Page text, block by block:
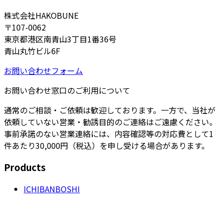
株式会社HAKOBUNE
〒107-0062
東京都港区南青山3丁目1番36号
青山丸竹ビル6F
お問い合わせフォーム
お問い合わせ窓口のご利用について
通常のご相談・ご依頼は歓迎しております。一方で、当社が
依頼していない営業・勧誘目的のご連絡はご遠慮ください。
事前承諾のない営業連絡には、内容確認等の対応費として1
件あたり30,000円（税込）を申し受ける場合があります。
Products
ICHIBANBOSHI